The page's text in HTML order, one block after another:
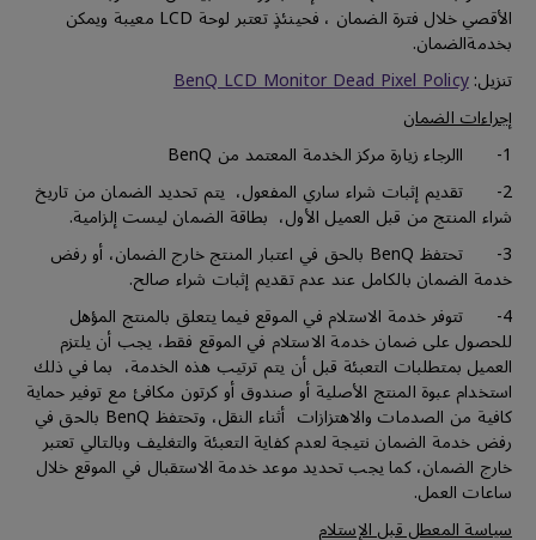
الأقصي خلال فترة الضمان ، فحينئذٍ تعتبر لوحة LCD معيبة ويمكن
بخدمةالضمان.
تنزيل:BenQ LCD Monitor Dead Pixel Policy
إجراءات الضمان
1- االرجاء زيارة مركز الخدمة المعتمد من BenQ
2- تقديم إثبات شراء ساري المفعول، يتم تحديد الضمان من تاريخ
شراء المنتج من قبل العميل الأول، بطاقة الضمان ليست إلزامية.
3- تحتفظ BenQ بالحق في اعتبار المنتج خارج الضمان، أو رفض
خدمة الضمان بالكامل عند عدم تقديم إثبات شراء صالح.
4- تتوفر خدمة الاستلام في الموقع فيما يتعلق بالمنتج المؤهل
للحصول على ضمان خدمة الاستلام في الموقع فقط، يجب أن يلتزم
العميل بمتطلبات التعبئة قبل أن يتم ترتيب هذه الخدمة، بما في ذلك
استخدام عبوة المنتج الأصلية أو صندوق أو كرتون مكافئ مع توفير حماية
كافية من الصدمات والاهتزازات أثناء النقل، وتحتفظ BenQ بالحق في
رفض خدمة الضمان نتيجة لعدم كفاية التعبئة والتغليف وبالتالي تعتبر
خارج الضمان، كما يجب تحديد موعد خدمة الاستقبال في الموقع خلال
ساعات العمل.
سياسة المعطل قبل الإستلام